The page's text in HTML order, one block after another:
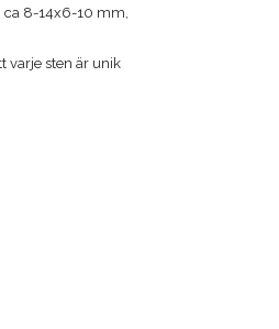
ca 8-14x6-10 mm,
varje sten är unik